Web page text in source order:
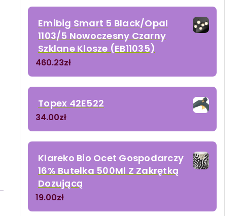
Emibig Smart 5 Black/Opal
1103/5 Nowoczesny Czarny
Szklane Klosze (EB11035)
460.23zł
Topex 42E522
34.00zł
Klareko Bio Ocet Gospodarczy
16% Butelka 500Ml Z Zakrętką
Dozującą
19.00zł